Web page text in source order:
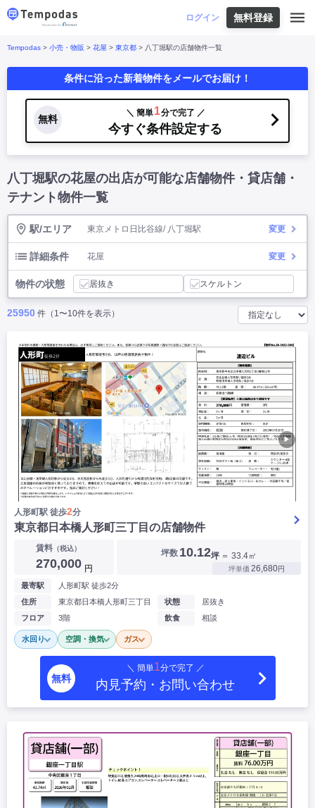
ログイン 無料登録
Tempodasとは
便利な機能
利用イメージ
よくあるご質問
お問い合わせ
都道府県から探す
東北 北海道 | 青森県 岩手県
山形県 | 福島県
東京都 | 神奈川県 埼玉県
福井県 | 愛知県 | 岐阜県 | 静岡県 |
近畿
四国
香川県 | 徳島県 |
業種から探す
飲食店・飲食業
ラーメン・中華料理 | パン屋・ケーキ屋
お好み焼き・ステーキ・鉄板焼き
焼肉・韓国料理
洋食・レストラン
| テイクアウト・デリバリー | そば・うどん
和食・寿司・小料理屋 | カレー・インド料理 | 焼き鳥 |
タピオカ
| すき焼き・しゃぶしゃぶ パスタ・イタリア料理
ファーストフード・屋台 | フレンチ・フランス料理 |
アジア料理・エスニック
カラオケ・パブ・スナック |
サービス・医療
美容室・理容室
美容サロン(エステ・ネイル・マツエク) |
マッサージ店・整体院 | フィットネスジム |
病院・クリニック・歯科
アパレル・古着屋
| コンビニ | 花屋
ネットカフェ・漫画喫茶
スタジオ・ホール
こだわり条件から探す
居抜き | スケルトン
Tempodas > 小売・物販 > 花屋 > 東京都 > 八丁堀駅の店舗物件一覧
条件に沿った新着物件をメールでお届け！
無料
＼ 簡単1分で完了 ／
今すぐ条件設定する
八丁堀駅の花屋の出店が可能な店舗物件・貸店舗・
テナント物件一覧
駅/エリア 東京メトロ日比谷線/ 八丁堀駅 変更
詳細条件 花屋 変更
物件の状態 居抜き スケルトン
25950 件（1〜10件を表示）
▶
人形町駅 徒歩2分
東京都日本橋人形町三丁目の店舗物件
賃料（税込）
270,000 円
坪数 10.12坪 ＝ 33.4㎡
坪単価 26,680円
最寄駅
人形町駅 徒歩2分
住所
東京都日本橋人形町三丁目
フロア
3階
状態
居抜き
飲食
相談
水回り 空調・換気 ガス
無料
＼ 簡単1分で完了 ／
内見予約・お問い合わせ